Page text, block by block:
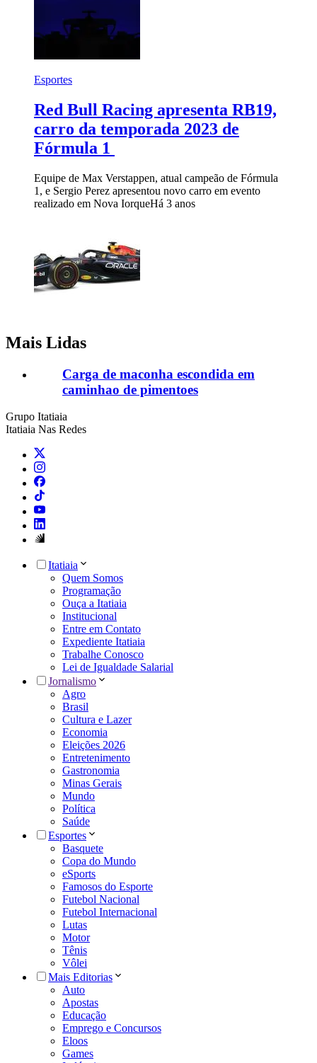
Esportes
Red Bull Racing apresenta RB19,
carro da temporada 2023 de
Fórmula 1
Equipe de Max Verstappen, atual campeão de Fórmula
1, e Sergio Perez apresentou novo carro em evento
realizado em Nova IorqueHá 3 anos
Mais Lidas
Carga de maconha escondida em
caminhao de pimentoes
Grupo Itatiaia
Itatiaia Nas Redes
Itatiaia
Quem Somos
Programação
Ouça a Itatiaia
Institucional
Entre em Contato
Expediente Itatiaia
Trabalhe Conosco
Lei de Igualdade Salarial
Jornalismo
Agro
Brasil
Cultura e Lazer
Economia
Eleições 2026
Entretenimento
Gastronomia
Minas Gerais
Mundo
Política
Saúde
Esportes
Basquete
Copa do Mundo
eSports
Famosos do Esporte
Futebol Nacional
Futebol Internacional
Lutas
Motor
Tênis
Vôlei
Mais Editorias
Auto
Apostas
Educação
Emprego e Concursos
Eloos
Games